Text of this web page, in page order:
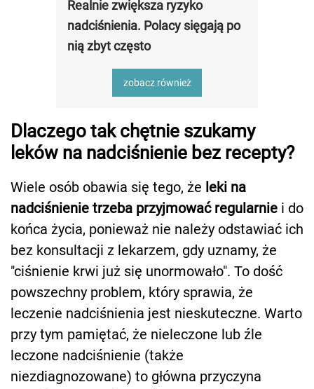
Realnie zwiększa ryzyko
nadciśnienia. Polacy sięgają po
nią zbyt często
zobacz również
Dlaczego tak chętnie szukamy
leków na nadciśnienie bez recepty?
Wiele osób obawia się tego, że leki na
nadciśnienie trzeba przyjmować regularnie i do
końca życia, ponieważ nie należy odstawiać ich
bez konsultacji z lekarzem, gdy uznamy, że
"ciśnienie krwi już się unormowało". To dość
powszechny problem, który sprawia, że
leczenie nadciśnienia jest nieskuteczne. Warto
przy tym pamiętać, że nieleczone lub źle
leczone nadciśnienie (także
niezdiagnozowane) to główna przyczyna